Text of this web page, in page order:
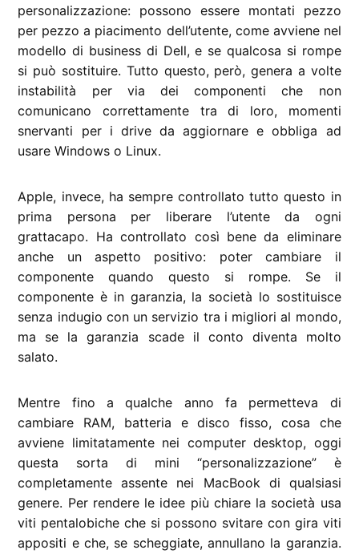
personalizzazione: possono essere montati pezzo
per pezzo a piacimento dell’utente, come avviene nel
modello di business di Dell, e se qualcosa si rompe
si può sostituire. Tutto questo, però, genera a volte
instabilità per via dei componenti che non
comunicano correttamente tra di loro, momenti
snervanti per i drive da aggiornare e obbliga ad
usare Windows o Linux.
Apple, invece, ha sempre controllato tutto questo in
prima persona per liberare l’utente da ogni
grattacapo. Ha controllato così bene da eliminare
anche un aspetto positivo: poter cambiare il
componente quando questo si rompe. Se il
componente è in garanzia, la società lo sostituisce
senza indugio con un servizio tra i migliori al mondo,
ma se la garanzia scade il conto diventa molto
salato.
Mentre fino a qualche anno fa permetteva di
cambiare RAM, batteria e disco fisso, cosa che
avviene limitatamente nei computer desktop, oggi
questa sorta di mini “personalizzazione” è
completamente assente nei MacBook di qualsiasi
genere. Per rendere le idee più chiare la società usa
viti pentalobiche che si possono svitare con gira viti
appositi e che, se scheggiate, annullano la garanzia.